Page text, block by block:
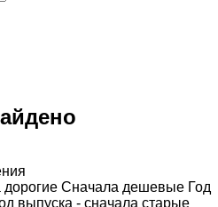
Сначала дешевые Год
выпуска - сначала старые